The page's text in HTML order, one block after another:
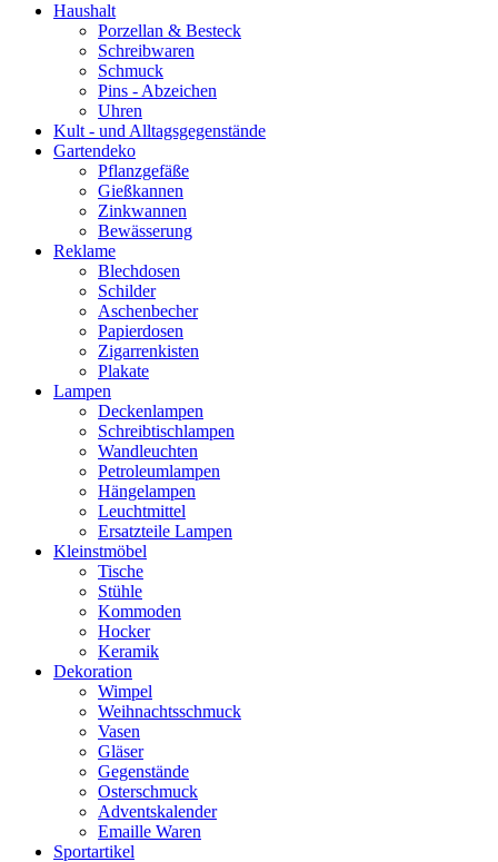
Haushalt
Porzellan & Besteck
Schreibwaren
Schmuck
Pins - Abzeichen
Uhren
Kult - und Alltagsgegenstände
Gartendeko
Pflanzgefäße
Gießkannen
Zinkwannen
Bewässerung
Reklame
Blechdosen
Schilder
Aschenbecher
Papierdosen
Zigarrenkisten
Plakate
Lampen
Deckenlampen
Schreibtischlampen
Wandleuchten
Petroleumlampen
Hängelampen
Leuchtmittel
Ersatzteile Lampen
Kleinstmöbel
Tische
Stühle
Kommoden
Hocker
Keramik
Dekoration
Wimpel
Weihnachtsschmuck
Vasen
Gläser
Gegenstände
Osterschmuck
Adventskalender
Emaille Waren
Sportartikel